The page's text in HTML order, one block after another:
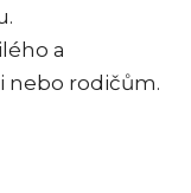
a
nebo rodičům.